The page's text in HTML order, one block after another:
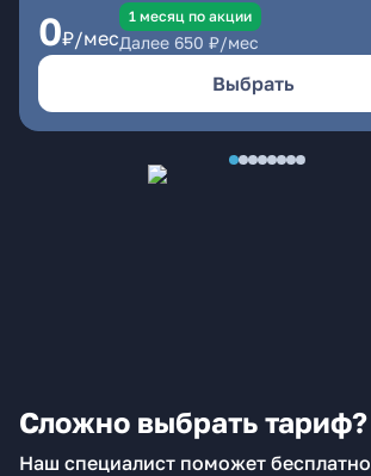
0₽/мес
1 месяц по акции
Далее 650 ₽/мес
Выбрать
Сложно выбрать тариф?
Наш специалист поможет бесплатно